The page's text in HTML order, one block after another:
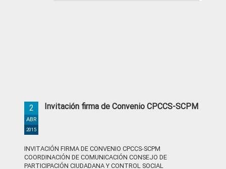
Invitación firma de Convenio CPCCS-SCPM
2
ABR
2015
INVITACIÓN FIRMA DE CONVENIO CPCCS-SCPM
COORDINACIÓN DE COMUNICACIÓN CONSEJO DE
PARTICIPACIÓN CIUDADANA Y CONTROL SOCIAL